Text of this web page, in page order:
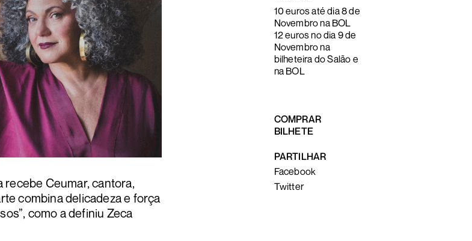
10 euros até dia 8 de
Novembro na BOL
12 euros no dia 9 de
Novembro na
bilheteira do Salão e
na BOL
COMPRAR
BILHETE
PARTILHAR
Facebook
Twitter
recebe Ceumar, cantora,
combina delicadeza e força
como a definiu Zeca